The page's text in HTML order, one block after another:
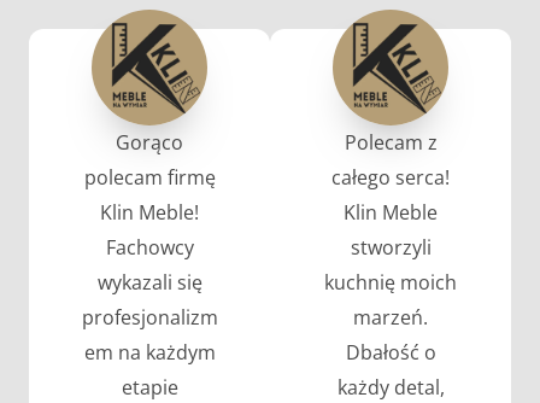
Gorąco
polecam firmę
Klin Meble!
Fachowcy
wykazali się
profesjonalizm
em na każdym
etapie
Polecam z
całego serca!
Klin Meble
stworzyli
kuchnię moich
marzeń.
Dbałość o
każdy detal,